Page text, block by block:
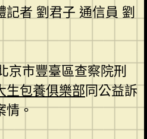
記者 劉君子 通信員 劉
京市豐臺區查察院刑
生包養俱樂部同公益訴
情。